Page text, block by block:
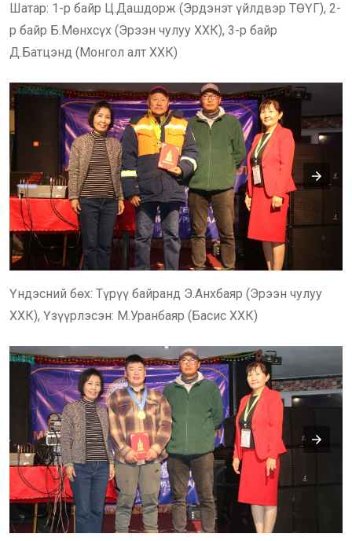
Шатар: 1-р байр Ц.Дашдорж (Эрдэнэт үйлдвэр ТӨҮГ), 2-
р байр Б.Мөнхсүх (Эрээн чулуу ХХК), 3-р байр
Д.Батцэнд (Монгол алт ХХК)
Үндэсний бөх: Түрүү байранд Э.Анхбаяр (Эрээн чулуу
ХХК), Үзүүрлэсэн: М.Уранбаяр (Басис ХХК)